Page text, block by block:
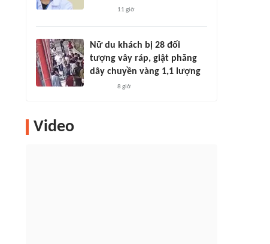
11 giờ
Nữ du khách bị 28 đối
tượng vây ráp, giật phăng
dây chuyền vàng 1,1 lượng
8 giờ
Video